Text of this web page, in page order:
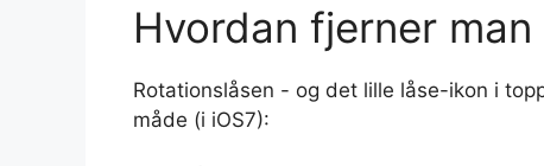
Hvordan fjerner
Rotationslåsen - og det lille låse-ikon i
måde (i iOS7):